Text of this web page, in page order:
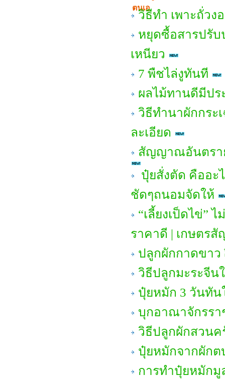
ตนเอ
วิธีทำ เพาะถั่วง
หยุดซื้อสารปรั
เหนียว
7 พืชไล่งูทันที
ผลไม้ทานดีมีปร
วิธีทำนาผักกระ
ละเอียด
สัญญาณอันตรา
ปุ๋ยสั่งตัด คืออะ
ชัดๆถนอมจัดให้
“เลี้ยงเป็ดไข่”
ราคาดี | เกษตรสั
ปลูกผักกาดขาว
วิธีปลูกมะระจีน
ปุ๋ยหมัก 3 วันทั
บุกอาณาจักรร
วิธีปลูกผักสวนค
ปุ๋ยหมักจากผัก
การทำปุ๋ยหมัก